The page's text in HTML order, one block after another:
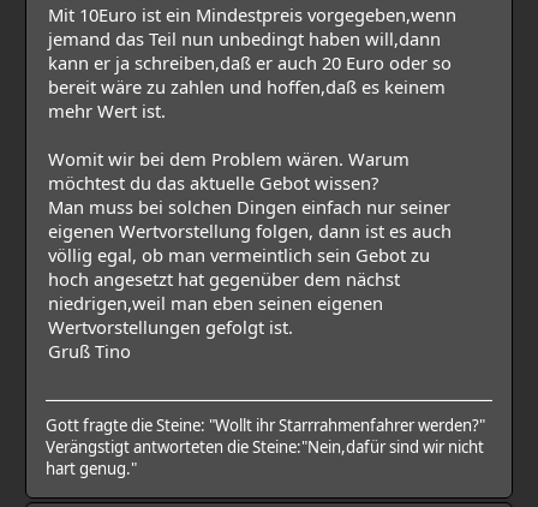
Mit 10Euro ist ein Mindestpreis vorgegeben,wenn
jemand das Teil nun unbedingt haben will,dann
kann er ja schreiben,daß er auch 20 Euro oder so
bereit wäre zu zahlen und hoffen,daß es keinem
mehr Wert ist.
Womit wir bei dem Problem wären. Warum
möchtest du das aktuelle Gebot wissen?
Man muss bei solchen Dingen einfach nur seiner
eigenen Wertvorstellung folgen, dann ist es auch
völlig egal, ob man vermeintlich sein Gebot zu
hoch angesetzt hat gegenüber dem nächst
niedrigen,weil man eben seinen eigenen
Wertvorstellungen gefolgt ist.
Gruß Tino
Gott fragte die Steine: "Wollt ihr Starrrahmenfahrer werden?"
Verängstigt antworteten die Steine:"Nein,dafür sind wir nicht
hart genug."